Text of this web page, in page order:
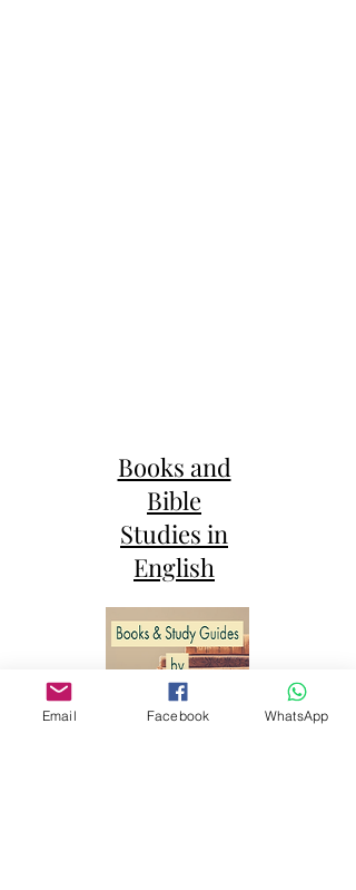
Books and
Bible
Studies in
English
Email Facebook WhatsApp